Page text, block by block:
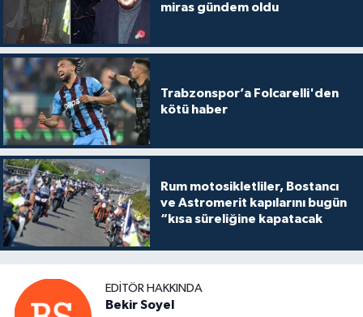
miras gündem oldu
Trabzonspor’a Folcarelli'den
kötü haber
Rum motosikletliler, Bostancı
ve Astromerit kapılarını bugün
“kısa süreliğine kapatacak
EDITÖR HAKKINDA
Bekir Soyel